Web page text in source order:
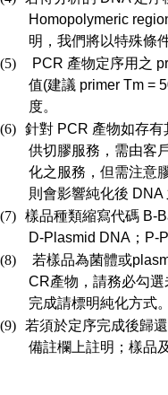
Homopolymeric
明，我們將以特殊條
(5)
PCR 產物定序用之
值(建議 primer Tm =
度。
(6) 針對 PCR 產物如存有
供切膠服務，需由客
化之服務，但需注意
則會影響純化後 DNA
(7) 樣品種類縮寫代碼 B-
D-Plasmid DNA ； P-
(8)
若樣品為菌體或
CR產物，請務必勾
完成請標明純化方式。
(9)
若須於定序完成後歸還
備註欄上註明；樣品